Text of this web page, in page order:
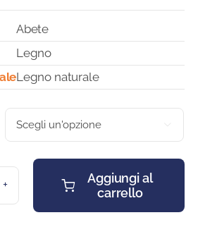
Abete
Legno
Legno naturale
Aggiungi al
carrello